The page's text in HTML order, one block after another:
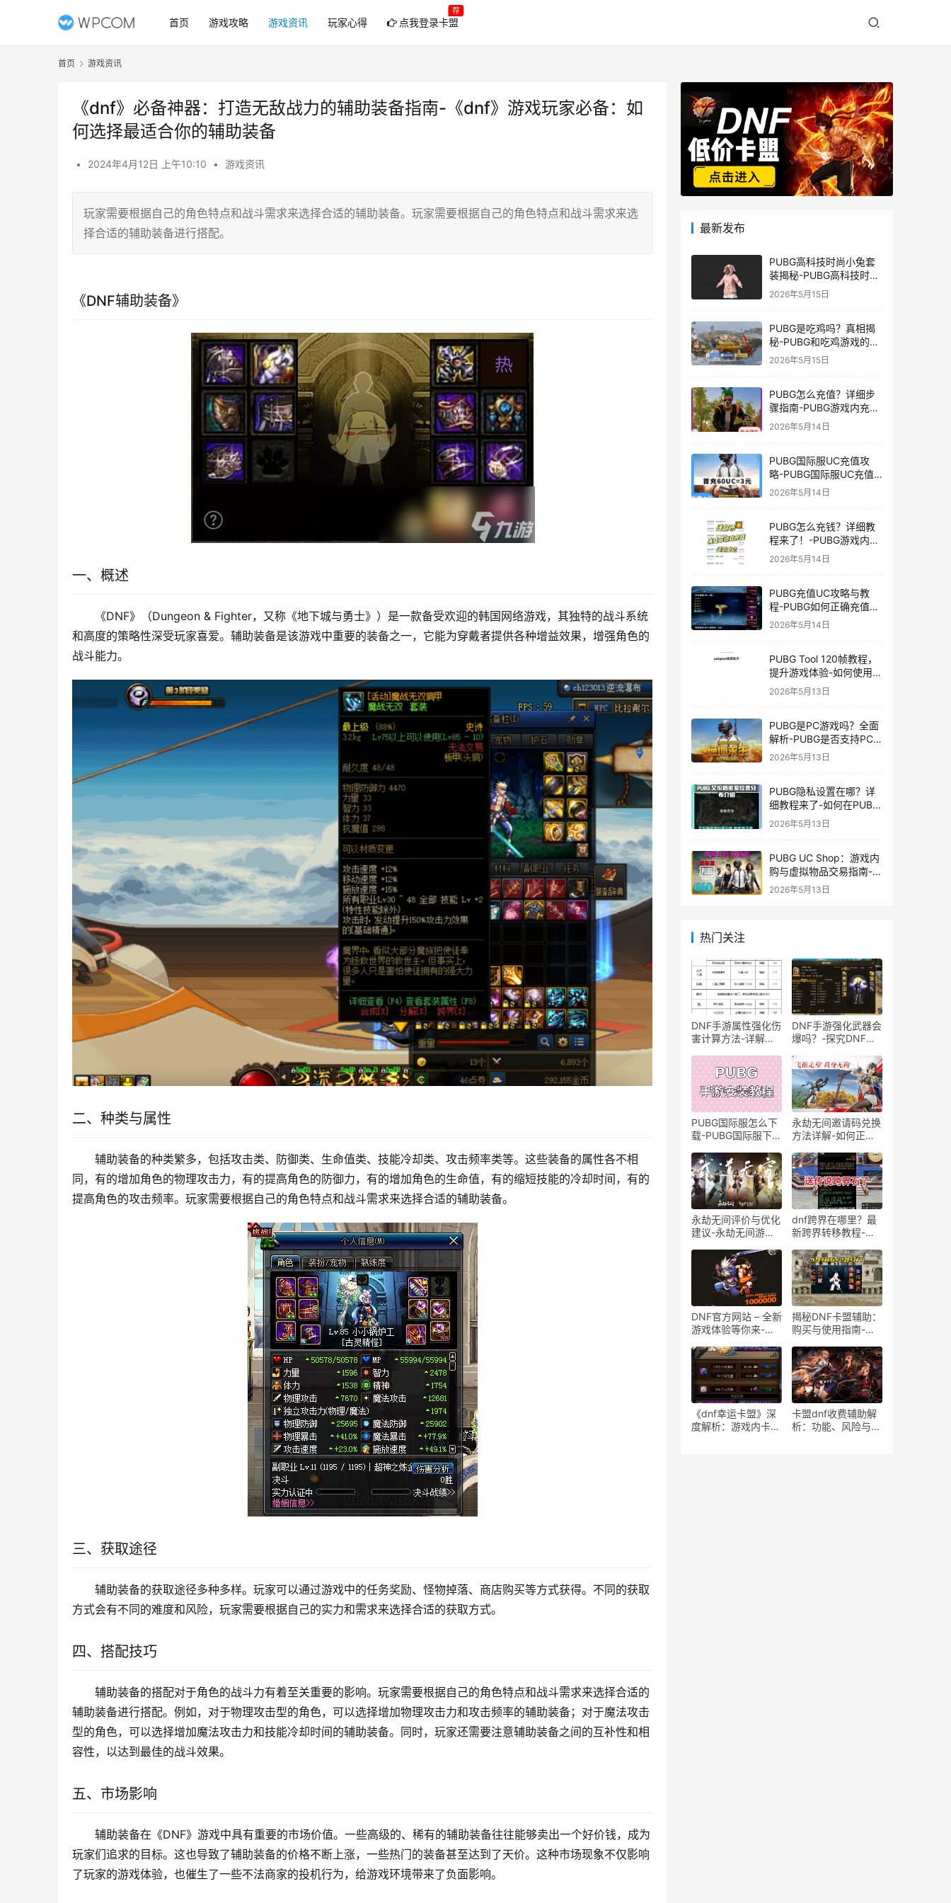
首页 游戏攻略 游戏资讯 玩家心得 点我登录卡盟
荐
首页 游戏资讯
《dnf》必备神器：打造无敌战力的辅助装备指南-《dnf》游戏玩家必备：如
何选择最适合你的辅助装备
• 2024年4月12日 上午10:10 • 游戏资讯
玩家需要根据自己的角色特点和战斗需求来选择合适的辅助装备。玩家需要根据自己的角色特点和战斗需求来选
择合适的辅助装备进行搭配。
《DNF辅助装备》
一、概述
《DNF》（Dungeon & Fighter，又称《地下城与勇士》）是一款备受欢迎的韩国网络游戏，其独特的战斗系统
和高度的策略性深受玩家喜爱。辅助装备是该游戏中重要的装备之一，它能为穿戴者提供各种增益效果，增强角色的
战斗能力。
二、种类与属性
辅助装备的种类繁多，包括攻击类、防御类、生命值类、技能冷却类、攻击频率类等。这些装备的属性各不相
同，有的增加角色的物理攻击力，有的提高角色的防御力，有的增加角色的生命值，有的缩短技能的冷却时间，有的
提高角色的攻击频率。玩家需要根据自己的角色特点和战斗需求来选择合适的辅助装备。
三、获取途径
辅助装备的获取途径多种多样。玩家可以通过游戏中的任务奖励、怪物掉落、商店购买等方式获得。不同的获取
方式会有不同的难度和风险，玩家需要根据自己的实力和需求来选择合适的获取方式。
四、搭配技巧
辅助装备的搭配对于角色的战斗力有着至关重要的影响。玩家需要根据自己的角色特点和战斗需求来选择合适的
辅助装备进行搭配。例如，对于物理攻击型的角色，可以选择增加物理攻击力和攻击频率的辅助装备；对于魔法攻击
型的角色，可以选择增加魔法攻击力和技能冷却时间的辅助装备。同时，玩家还需要注意辅助装备之间的互补性和相
容性，以达到最佳的战斗效果。
五、市场影响
辅助装备在《DNF》游戏中具有重要的市场价值。一些高级的、稀有的辅助装备往往能够卖出一个好价钱，成为
玩家们追求的目标。这也导致了辅助装备的价格不断上涨，一些热门的装备甚至达到了天价。这种市场现象不仅影响
了玩家的游戏体验，也催生了一些不法商家的投机行为，给游戏环境带来了负面影响。
最新发布
PUBG高科技时尚小兔套
装揭秘-PUBG高科技时尚
小兔套装的潮流与科技结
2026年5月15日
PUBG是吃鸡吗？真相揭
秘-PUBG和吃鸡游戏的区
别与联系
2026年5月15日
PUBG怎么充值？详细步
骤指南-PUBG游戏内充值
方法及常见问题解答
2026年5月14日
PUBG国际服UC充值攻
略-PUBG国际服UC充值
方法及注意事项
2026年5月14日
PUBG怎么充钱？详细教
程来了！-PUBG游戏内购
买充值方法及注意事项
2026年5月14日
PUBG充值UC攻略与教
程-PUBG如何正确充值
UC获取游戏内货币
2026年5月14日
PUBG Tool 120帧教程，
提升游戏体验-如何使用
PUBG Tool实现120帧流
畅游戏
2026年5月13日
PUBG是PC游戏吗？全面
解析-PUBG是否支持PC
平台及游戏玩法介绍
2026年5月13日
PUBG隐私设置在哪？详
细教程来了-如何在PUBG
中设置隐私选项保护个人
2026年5月13日
PUBG UC Shop：游戏内
购与虚拟物品交易指南-
PUBG UC Shop如何购买
2026年5月13日
热门关注
DNF手游属性强化伤
害计算方法-详解
强化如何影响伤害计
算
DNF手游强化武器会
爆吗？-探究DNF手
落
PUBG国际服怎么下
载-PUBG国际服下载
永劫无间邀请码兑换
方法详解-如何正确
获取游戏福利
永劫无间评价与优化
建议-永劫无间游戏
dnf跨界在哪里？最
新跨界转移教程-
界？详细步骤解析
DNF官方网站 – 全新
游戏体验等你来-
升级的游戏世界
揭秘DNF卡盟辅助：
购买与使用指南-
可靠的选择，提升游
戏体验
《dnf幸运卡盟》深
度解析：游戏内卡盟
卡盟dnf收费辅助解
析：功能、风险与替